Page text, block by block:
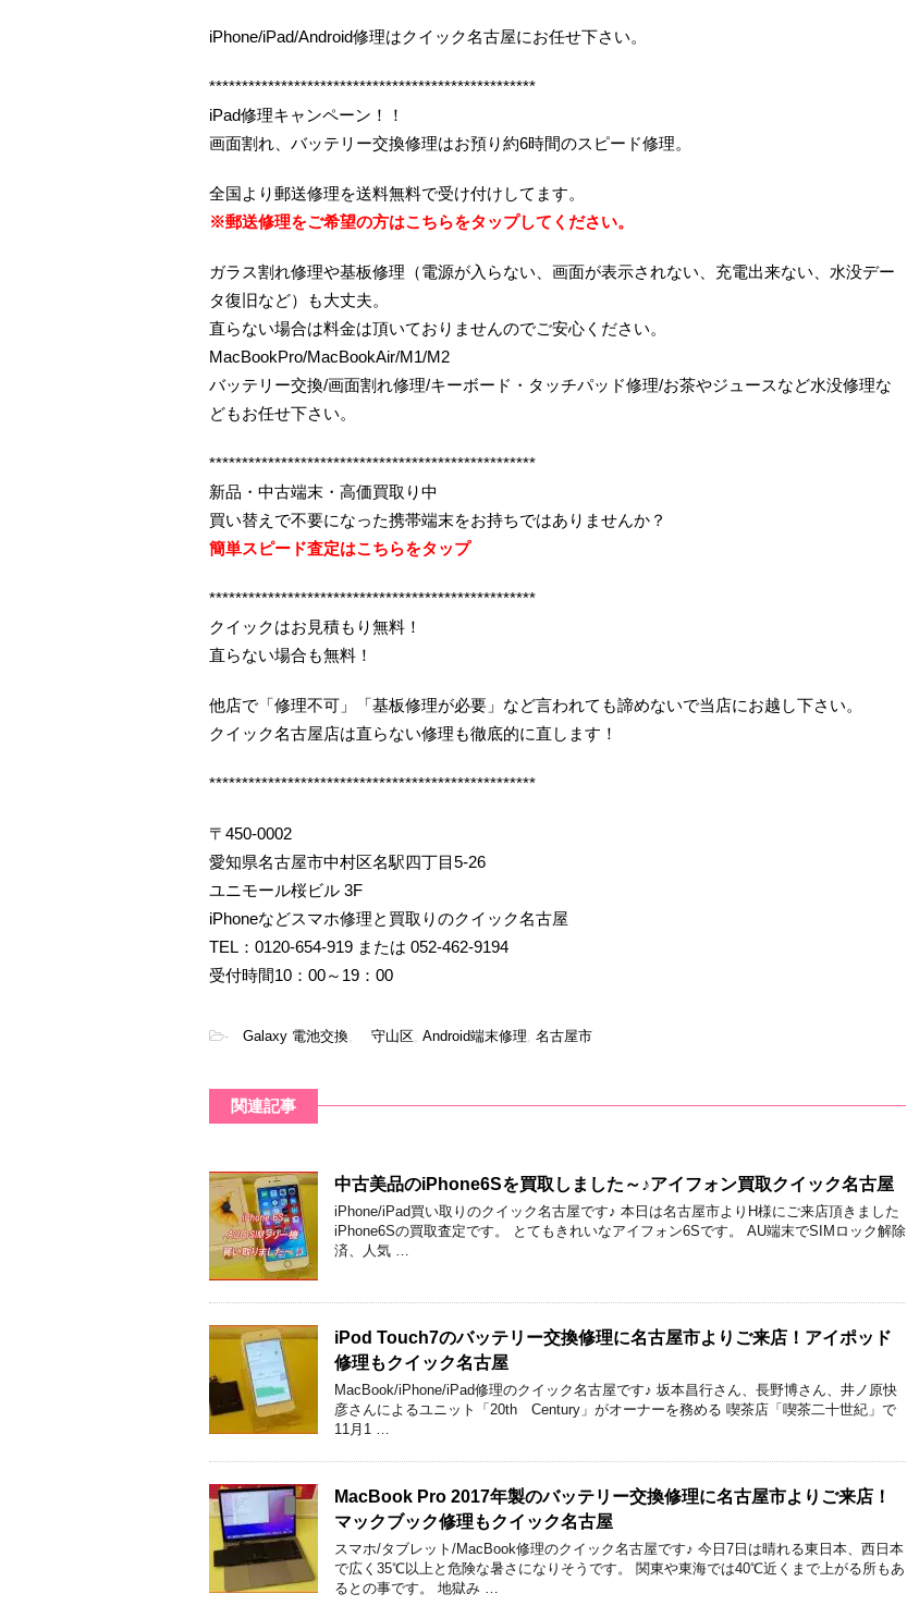
iPhone/iPad/Android修理はクイック名古屋にお任せ下さい。
**************************************************
iPad修理キャンペーン！！
画面割れ、バッテリー交換修理はお預り約6時間のスピード修理。
全国より郵送修理を送料無料で受け付けしてます。
※郵送修理をご希望の方はこちらをタップしてください。
ガラス割れ修理や基板修理（電源が入らない、画面が表示されない、充電出来ない、水没デー
タ復旧など）も大丈夫。
直らない場合は料金は頂いておりませんのでご安心ください。
MacBookPro/MacBookAir/M1/M2
バッテリー交換/画面割れ修理/キーボード・タッチパッド修理/お茶やジュースなど水没修理な
どもお任せ下さい。
**************************************************
新品・中古端末・高価買取り中
買い替えで不要になった携帯端末をお持ちではありませんか？
簡単スピード査定はこちらをタップ
**************************************************
クイックはお見積もり無料！
直らない場合も無料！
他店で「修理不可」「基板修理が必要」など言われても諦めないで当店にお越し下さい。
クイック名古屋店は直らない修理も徹底的に直します！
**************************************************
〒450-0002
愛知県名古屋市中村区名駅四丁目5-26
ユニモール桜ビル 3F
iPhoneなどスマホ修理と買取りのクイック名古屋
TEL：0120-654-919 または 052-462-9194
受付時間10：00～19：00
- Galaxy 電池交換, 守山区, Android端末修理, 名古屋市
関連記事
中古美品のiPhone6Sを買取しました～♪アイフォン買取クイック名古屋
iPhone/iPad買い取りのクイック名古屋です♪ 本日は名古屋市よりH様にご来店頂きました
iPhone6Sの買取査定です。 とてもきれいなアイフォン6Sです。 AU端末でSIMロック解除
済、人気 …
iPod Touch7のバッテリー交換修理に名古屋市よりご来店！アイポッド
修理もクイック名古屋
MacBook/iPhone/iPad修理のクイック名古屋です♪ 坂本昌行さん、長野博さん、井ノ原快
彦さんによるユニット「20th Century」がオーナーを務める 喫茶店「喫茶二十世紀」で
11月1 …
MacBook Pro 2017年製のバッテリー交換修理に名古屋市よりご来店！
マックブック修理もクイック名古屋
スマホ/タブレット/MacBook修理のクイック名古屋です♪ 今日7日は晴れる東日本、西日本
で広く35℃以上と危険な暑さになりそうです。 関東や東海では40℃近くまで上がる所もあ
るとの事です。 地獄み …